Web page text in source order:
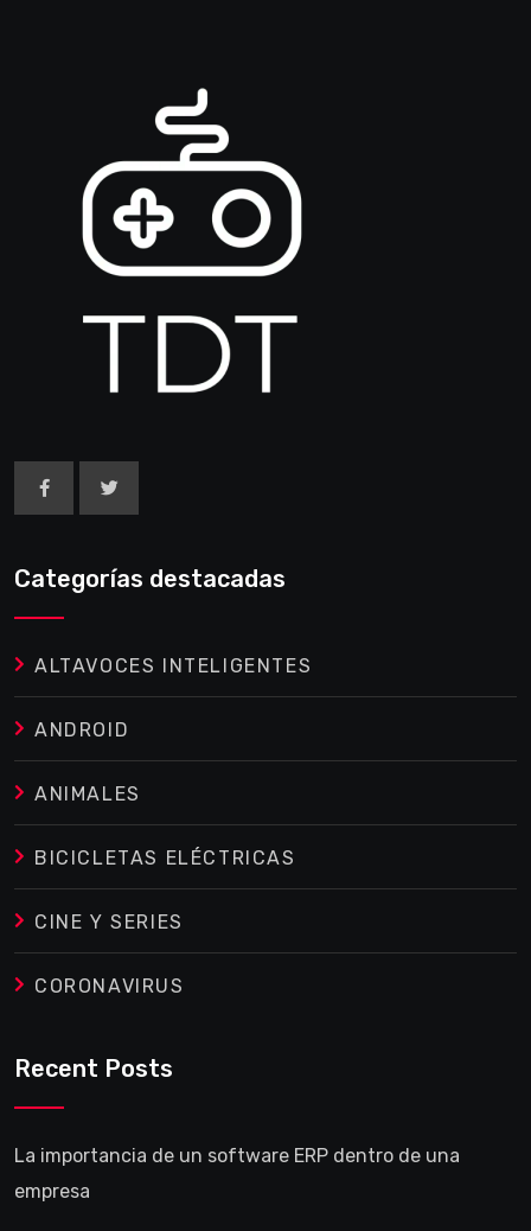
Categorías destacadas
ALTAVOCES INTELIGENTES
ANDROID
ANIMALES
BICICLETAS ELÉCTRICAS
CINE Y SERIES
CORONAVIRUS
Recent Posts
La importancia de un software ERP dentro de una
empresa